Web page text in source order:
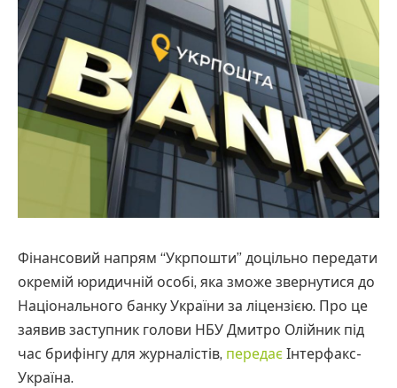
Фінансовий напрям “Укрпошти” доцільно передати
окремій юридичній особі, яка зможе звернутися до
Національного банку України за ліцензією. Про це
заявив заступник голови НБУ Дмитро Олійник під
час брифінгу для журналістів, передає Інтерфакс-
Україна.